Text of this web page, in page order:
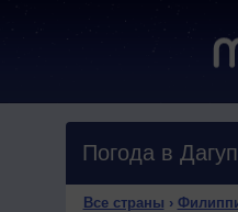
Погода в
Все страны ›